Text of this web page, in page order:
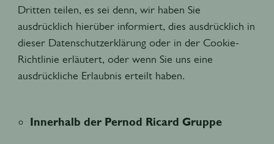
Dritten teilen, es sei denn, wir haben Sie
ausdrücklich hierüber informiert, dies ausdrücklich in
dieser Datenschutzerklärung oder in der Cookie-
Richtlinie erläutert, oder wenn Sie uns eine
ausdrückliche Erlaubnis erteilt haben.
Innerhalb der Pernod Ricard Gruppe